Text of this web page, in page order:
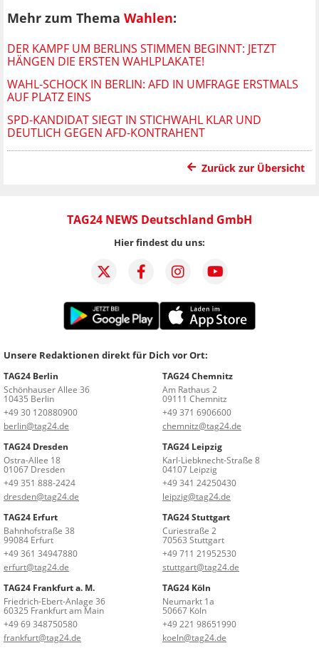
Mehr zum Thema Wahlen:
DER KAMPF UM BERLINS STIMMEN BEGINNT: JETZT
HÄNGEN DIE ERSTEN WAHLPLAKATE!
WAHL-SCHOCK IN BERLIN: AFD IN UMFRAGE ERSTMALS
AUF PLATZ EINS
SPD-KANDIDAT SIEGT IN STICHWAHL KLAR UND
DEUTLICH GEGEN AFD-KONTRAHENT
Zurück zur Übersicht
TAG24 NEWS Deutschland GmbH
Hier findest du uns:
Unsere Redaktionen direkt für Dich vor Ort:
TAG24 Berlin
Schönhauser Allee 36
10435 Berlin
+49 30 120880900
berlin@tag24.de
TAG24 Chemnitz
Am Rathaus 2
09111 Chemnitz
+49 371 6906600
chemnitz@tag24.de
TAG24 Dresden
Ostra-Allee 18
01067 Dresden
+49 351 888-2424
dresden@tag24.de
TAG24 Leipzig
Karl-Liebknecht-Straße 8
04107 Leipzig
+49 341 24250430
leipzig@tag24.de
TAG24 Erfurt
Bahnhofstraße 38
99084 Erfurt
+49 361 34947880
erfurt@tag24.de
TAG24 Stuttgart
Curiestraße 2
70563 Stuttgart
+49 711 21952530
stuttgart@tag24.de
TAG24 Frankfurt a. M.
Friedrich-Ebert-Anlage 36
60325 Frankfurt am Main
+49 69 348750580
frankfurt@tag24.de
TAG24 Köln
Neumarkt 1a
50667 Köln
+49 221 98651990
koeln@tag24.de